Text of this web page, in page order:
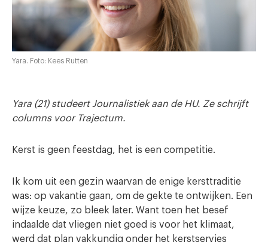
Yara. Foto: Kees Rutten
Yara (21) studeert Journalistiek aan de HU. Ze schrijft
columns voor Trajectum.
Kerst is geen feestdag, het is een competitie.
Ik kom uit een gezin waarvan de enige kersttraditie
was: op vakantie gaan, om de gekte te ontwijken. Een
wijze keuze, zo bleek later. Want toen het besef
indaalde dat vliegen niet goed is voor het klimaat,
werd dat plan vakkundig onder het kerstservies